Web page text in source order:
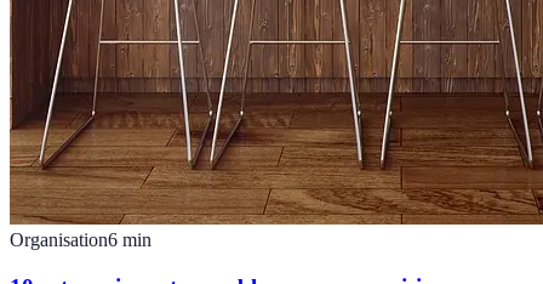
Organisation6 min